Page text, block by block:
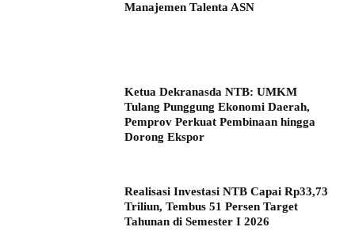
Manajemen Talenta ASN
Ketua Dekranasda NTB: UMKM
Tulang Punggung Ekonomi Daerah,
Pemprov Perkuat Pembinaan hingga
Dorong Ekspor
Realisasi Investasi NTB Capai Rp33,73
Triliun, Tembus 51 Persen Target
Tahunan di Semester I 2026